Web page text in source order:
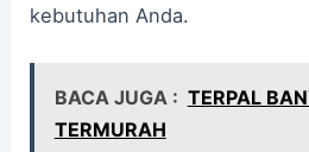
kebutuhan Anda.
BACA JUGA : TERPAL
TERMURAH